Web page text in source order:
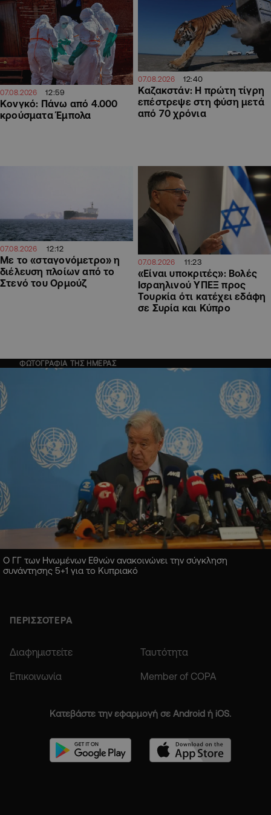
07.08.2026 12:59
Κονγκό: Πάνω από 4.000
κρούσματα Έμπολα
07.08.2026 12:40
Καζακστάν: Η πρώτη τίγρη
επέστρεψε στη φύση μετά
από 70 χρόνια
07.08.2026 12:12
Με το «σταγονόμετρο» η
διέλευση πλοίων από το
Στενό του Ορμούζ
07.08.2026 11:23
«Είναι υποκριτές»: Βολές
Ισραηλινού ΥΠΕΞ προς
Τουρκία ότι κατέχει εδάφη
σε Συρία και Κύπρο
ΦΩΤΟΓΡΑΦΙΑ ΤΗΣ ΗΜΕΡΑΣ
Ο ΓΓ των Ηνωμένων Εθνών ανακοινώνει την σύγκληση
συνάντησης 5+1 για το Κυπριακό
ΠΕΡΙΣΣΟΤΕΡΑ
Διαφημιστείτε Ταυτότητα
Επικοινωνία Member of COPA
Κατεβάστε την εφαρμογή σε Android ή iOS.